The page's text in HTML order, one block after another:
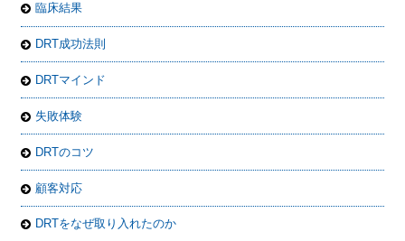
臨床結果
DRT成功法則
DRTマインド
失敗体験
DRTのコツ
顧客対応
DRTをなぜ取り入れたのか